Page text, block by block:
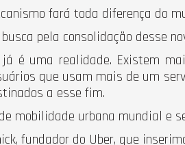
fará toda diferença do
pela consolidação desse
é uma realidade. Existem
que usam mais de um
a esse fim.
mobilidade urbana mundial e
fundador do Uber, que